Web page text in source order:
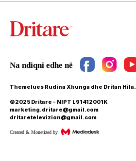
Themelues Rudina Xhunga dhe Dritan Hila.
©2025 Dritare - NIPT L91412001K
marketing.dritare@gmail.com
dritaretelevizion@gmail.com
Created & Monetized by